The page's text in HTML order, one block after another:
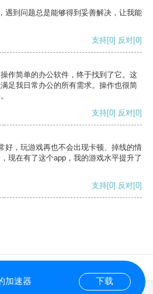
遇到问题总是能够得到妥善解决，让我能
支持[0] 反对[0]
作简单的办公软件，终于找到了它。这
足我日常办公的所有需求。操作也很简
支持[0] 反对[0]
好，玩游戏再也不会出现卡顿、掉线的情
现在有了这个app，我的游戏水平提升了
支持[0] 反对[0]
加速器 下载